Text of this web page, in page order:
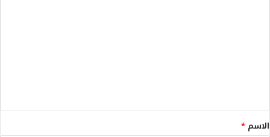
ق
*
الاسم *